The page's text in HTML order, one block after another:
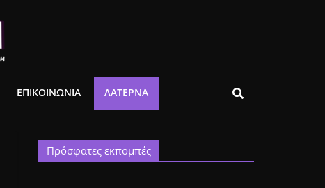
ΕΠΙΚΟΙΝΩΝΙΑ ΛΑΤΈΡΝΑ
Πρόσφατες εκπομπές